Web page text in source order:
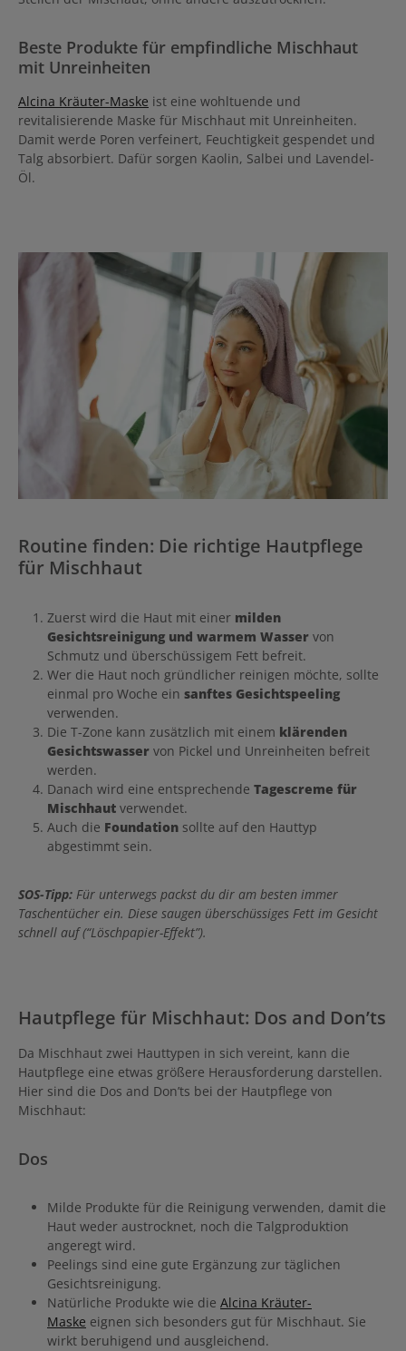
Beste Produkte für empfindliche Mischhaut
mit Unreinheiten
Alcina Kräuter-Maske ist eine wohltuende und
revitalisierende Maske für Mischhaut mit Unreinheiten.
Damit werde Poren verfeinert, Feuchtigkeit gespendet und
Talg absorbiert. Dafür sorgen Kaolin, Salbei und Lavendel-
Öl.
Routine finden: Die richtige Hautpflege
für Mischhaut
Zuerst wird die Haut mit einer milden
Gesichtsreinigung und warmem Wasser von
Schmutz und überschüssigem Fett befreit.
Wer die Haut noch gründlicher reinigen möchte, sollte
einmal pro Woche ein sanftes Gesichtspeeling
verwenden.
Die T-Zone kann zusätzlich mit einem klärenden
Gesichtswasser von Pickel und Unreinheiten befreit
werden.
Danach wird eine entsprechende Tagescreme für
Mischhaut verwendet.
Auch die Foundation sollte auf den Hauttyp
abgestimmt sein.
SOS-Tipp: Für unterwegs packst du dir am besten immer
Taschentücher ein. Diese saugen überschüssiges Fett im Gesicht
schnell auf (“Löschpapier-Effekt”).
Hautpflege für Mischhaut: Dos and Don’ts
Da Mischhaut zwei Hauttypen in sich vereint, kann die
Hautpflege eine etwas größere Herausforderung darstellen.
Hier sind die Dos and Don’ts bei der Hautpflege von
Mischhaut:
Dos
Milde Produkte für die Reinigung verwenden, damit die
Haut weder austrocknet, noch die Talgproduktion
angeregt wird.
Peelings sind eine gute Ergänzung zur täglichen
Gesichtsreinigung.
Natürliche Produkte wie die Alcina Kräuter-
Maske eignen sich besonders gut für Mischhaut. Sie
wirkt beruhigend und ausgleichend.